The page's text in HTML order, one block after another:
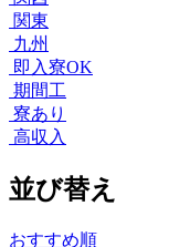
関東
九州
即入寮OK
期間工
寮あり
高収入
並び替え
おすすめ順